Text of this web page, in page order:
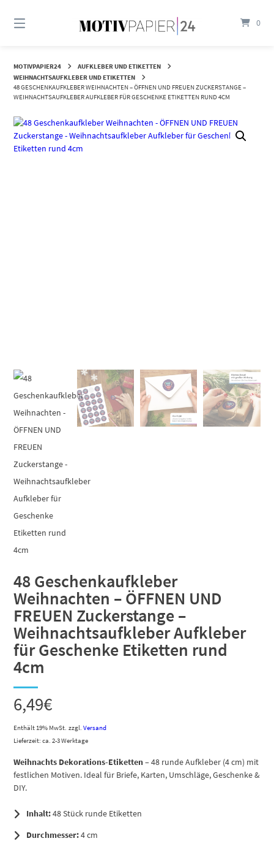
zum
0
MOTIVPAPIER24
AUFKLEBER UND ETIKETTEN
WEIHNACHTSAUFKLEBER UND ETIKETTEN
48 GESCHENKAUFKLEBER WEIHNACHTEN – ÖFFNEN UND FREUEN ZUCKERSTANGE –
WEIHNACHTSAUFKLEBER AUFKLEBER FÜR GESCHENKE ETIKETTEN RUND 4CM
48 Geschenkaufkleber
Weihnachten – ÖFFNEN UND
FREUEN Zuckerstange –
Weihnachtsaufkleber Aufkleber
für Geschenke Etiketten rund
4cm
6,49€
Enthält 19% MwSt. zzgl.Versand
Lieferzeit: ca. 2-3 Werktage
Weihnachts Dekorations-Etiketten– 48 runde Aufkleber (4 cm) mit
festlichen Motiven. Ideal für Briefe, Karten, Umschläge, Geschenke &
DIY.
Inhalt:48 Stück runde Etiketten
Durchmesser:4 cm